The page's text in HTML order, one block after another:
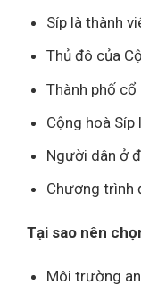
Síp là thành
Thủ đô của
Thành phố
Cộng hoà
Người dân ở
Chương trình
Tại sao nên
Môi trường